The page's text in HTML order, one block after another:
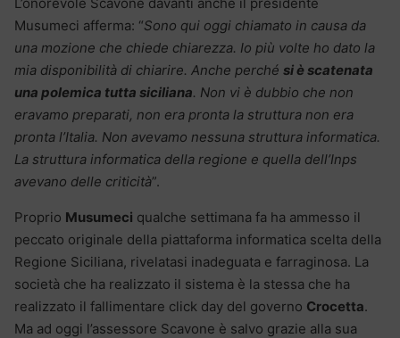
Musumeci afferma: “Sono qui oggi chiamato in causa da
una mozione che chiede chiarezza. Io più volte ho dato la
mia disponibilità di chiarire. Anche perché si è scatenata
una polemica tutta siciliana. Non vi è dubbio che non
eravamo preparati, non era pronta la struttura non era
pronta l’Italia. Non avevamo nessuna struttura informatica.
La struttura informatica della regione e quella dell’Inps
avevano delle criticità”.
Proprio Musumeci qualche settimana fa ha ammesso il
peccato originale della piattaforma informatica scelta della
Regione Siciliana, rivelatasi inadeguata e farraginosa. La
società che ha realizzato il sistema è la stessa che ha
realizzato il fallimentare click day del governo Crocetta.
Ma ad oggi l’assessore Scavone è salvo grazie alla sua